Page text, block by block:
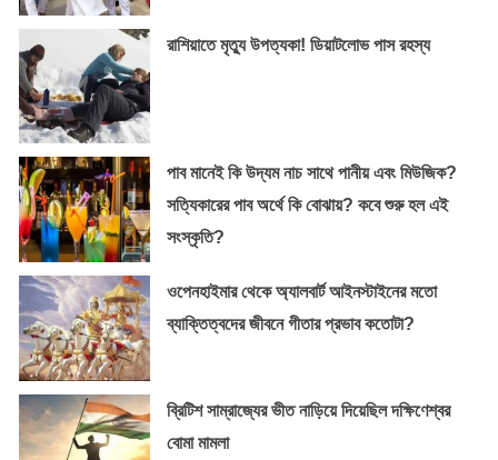
রাশিয়াতে মৃত্যু উপত্যকা! ডিয়াটলোভ পাস রহস্য
পাব মানেই কি উদ্যম নাচ সাথে পানীয় এবং মিউজিক?
সত্যিকারের পাব অর্থে কি বোঝায়? কবে শুরু হল এই
সংস্কৃতি?
ওপেনহাইমার থেকে অ্যালবার্ট আইনস্টাইনের মতো
ব্যাক্তিত্বদের জীবনে গীতার প্রভাব কতোটা?
ব্রিটিশ সাম্রাজ্যের ভীত নাড়িয়ে দিয়েছিল দক্ষিণেশ্বর
বোমা মামলা